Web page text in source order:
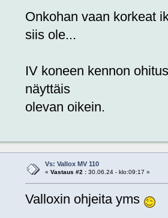
Onkohan vaan korkeat
siis ole...
IV koneen kennon
näyttäis
olevan oikein.
Vs: Vallox MV 110
« Vastaus #2 :30.06.24 - klo:09:17 »
Valloxin ohjeita yms